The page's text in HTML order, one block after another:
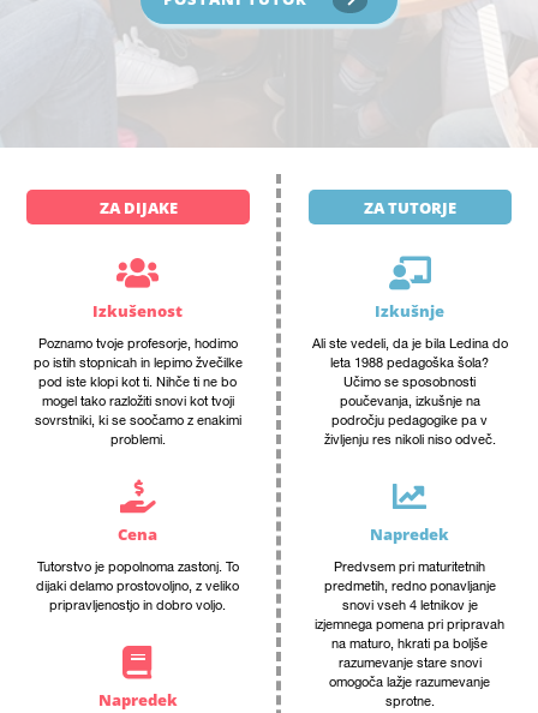
ZA DIJAKE
Izkušenost
Poznamo tvoje profesorje, hodimo
po istih stopnicah in lepimo žvečilke
pod iste klopi kot ti. Nihče ti ne bo
mogel tako razložiti snovi kot tvoji
sovrstniki, ki se soočamo z enakimi
problemi.
Cena
Tutorstvo je popolnoma zastonj. To
dijaki delamo prostovoljno, z veliko
pripravljenostjo in dobro voljo.
Napredek
ZA TUTORJE
Izkušnje
Ali ste vedeli, da je bila Ledina do
leta 1988 pedagoška šola?
Učimo se sposobnosti
poučevanja, izkušnje na
področju pedagogike pa v
življenju res nikoli niso odveč.
Napredek
Predvsem pri maturitetnih
predmetih, redno ponavljanje
snovi vseh 4 letnikov je
izjemnega pomena pri pripravah
na maturo, hkrati pa boljše
razumevanje stare snovi
omogoča lažje razumevanje
sprotne.